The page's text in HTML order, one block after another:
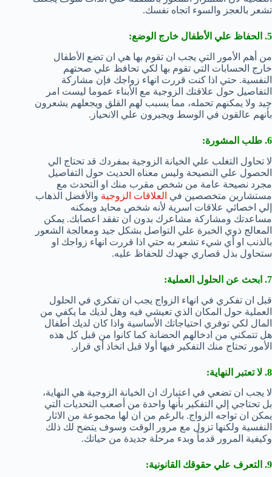
تشعر بالعجز والسوء اتجاه نفسك.
5. الحفاظ علي الأطفال خارج الوضع:
من أهم الأمور التي يجب ان تقوم بها هي ان تضع الأطفال
خارج الحسابات التي تقوم بها لكي تحافظ علي صحتهم
النفسية. حتي اذا كنت قررت انهاء زواجك فإن مشاركة
التفاصيل حول علاقتك الزوجية مع الأبناء عموما ليست امر
جيد ولا يمكنهم تحمله، مما يسبب لهم القلق ويجعلهم يشعرون
بأنهم عالقون في الوسط ويجبرون علي الانحياز.
6. طلب المشورة:
لا تحاول التغلب علي الخيانة الزوجية بمفردك قد تحتاج الي
الحصول علي النصيحة وليس معناه الحديث حول التفاصيل
مجرد نصيحة عامة من شخص مقرب منك او التحدث مع
مستشارين متخصصين في العلاقات الزوجية والأفضل الذهاب
إلي اخصائي علاقات اسرية لأنه شخص محايد ويمكنه
مساعدتك ومشاركة مشاعرك بدون ان تفقد اعصابك. يمكن
المعالج ذوي الخبرة علي التواصل بشكل جيد ومعالجة الشعور
بالذنب او أي شيء تشعر به حتي اذا قررت انهاء زواجك او
ستحاول بذل قصاري جهدك للحفاظ عليه.
7. ابحث عن الحلول العملية:
قبل ان تفكري في انهاء الزواج يجب ان تفكري في الحلول
العملية حول المكان الذي تعيشي فيه وهل لديك ما يكفي من
المال لكي توفري احتياجاتك الأساسية واذا كان لديك أطفال
هل تتمكني من ادخالهم الحضانة كما كانوا من قبل كل هذه
الأمور تحتاج منك التفكير فيها أولا قبل اتخاذ أي قرار.
8. لا تعتبر النهاية:
لا يجب ان تضعي في اعتبارك ان الخيانة الزوجية هي النهاية،
بل تحتاجي إلي التفكير بأنها واحدة من أصعب التحديات التي
يمكن ان تواجه الزواج. بالرغم من ان لها مجموعة من الاثار
النفسية ولكنها تزول مع مرور الوقت وسوف يتضح لك ذلك
وكيفية المرور قدماً وبدء مرحلة جديدة من حياتك.
9. التعرف علي حقوقك القانونية: